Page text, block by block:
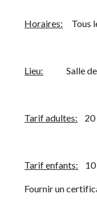
Horaires:
Lieu:
Salle
Tarif adultes:
Tarif enfants:
Fournir un